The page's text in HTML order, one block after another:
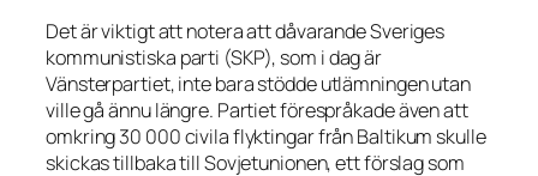
Det är viktigt att notera att dåvarande Sveriges
kommunistiska parti (SKP), som i dag är
Vänsterpartiet, inte bara stödde utlämningen utan
ville gå ännu längre. Partiet förespråkade även att
omkring 30 000 civila flyktingar från Baltikum skulle
skickas tillbaka till Sovjetunionen, ett förslag som